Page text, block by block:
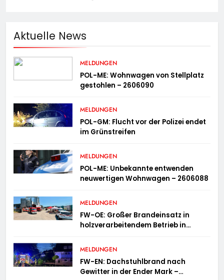
Aktuelle News
MELDUNGEN
POL-ME: Wohnwagen von Stellplatz
gestohlen – 2606090
MELDUNGEN
POL-GM: Flucht vor der Polizei endet
im Grünstreifen
MELDUNGEN
POL-ME: Unbekannte entwenden
neuwertigen Wohnwagen – 2606088
MELDUNGEN
FW-OE: Großer Brandeinsatz in
holzverarbeitendem Betrieb in
13 Stunden
MELDUNGEN
FW-EN: Dachstuhlbrand nach
Gewitter in der Ender Mark –